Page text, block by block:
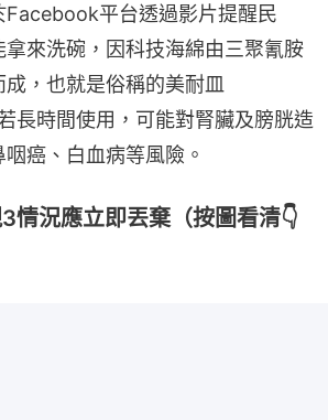
Facebook平台透過影片提醒民
來洗碗，因科技海綿由三聚氰胺
，也就是俗稱的美耐皿
長時間使用，可能對腎臟及膀胱造
癌、白血病等風險。
情況應立即丟棄（按圖看清👇